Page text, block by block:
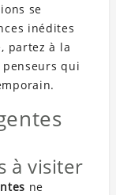
se
inédites
partez à la
qui
à visiter
ne